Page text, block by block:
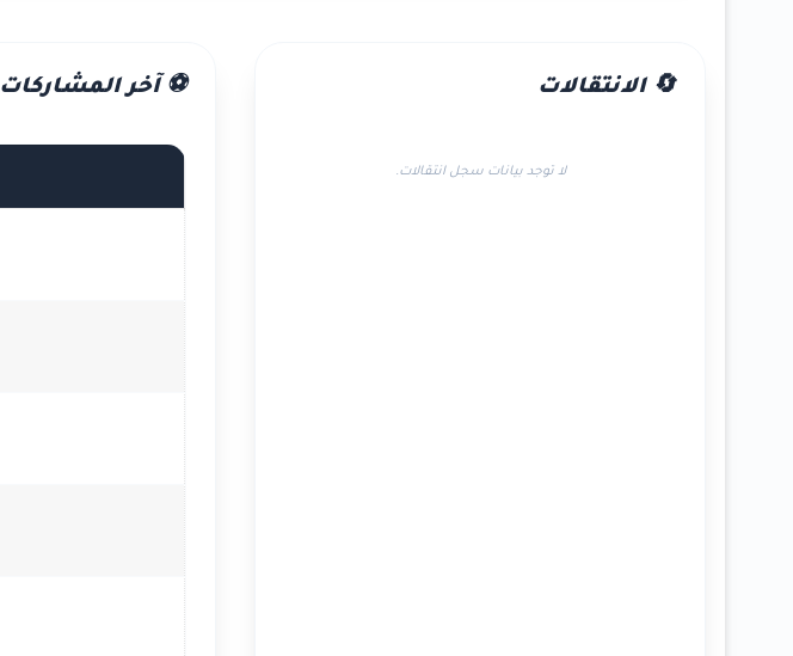
🔄 الانتقالات
لا توجد بيانات سجل انتقالات.
⚽ آخر المشاركات